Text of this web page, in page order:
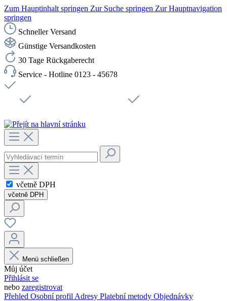
Zum Hauptinhalt springen Zur Suche springen Zur Hauptnavigation
springen
Schneller Versand
Günstige Versandkosten
30 Tage Rückgaberecht
Service - Hotline 0123 - 45678
včetně DPH
včetně DPH
Menü schließen
Můj účet
Přihlásit se
nebo zaregistrovat
Přehled Osobní profil Adresy Platební metody Objednávky